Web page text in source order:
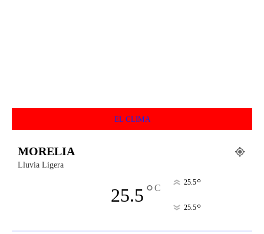
EL CLIMA
MORELIA
Lluvia Ligera
25.5°C
25.5°
25.5°